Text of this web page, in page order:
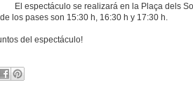
El espectáculo se realizará en la Plaça dels
los pases son 15:30 h, 16:30 h y 17:30 h.
del espectáculo!